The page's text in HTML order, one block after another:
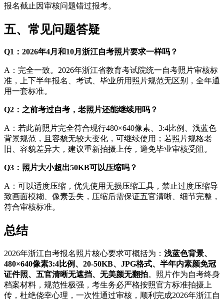
报名截止因审核问题错过报考。
五、常见问题答疑
Q1：2026年4月和10月浙江自考照片要求一样吗？
A：完全一致。2026年浙江省教育考试院统一自考照片审核标
准，上下半年报名、考试、毕业所用照片规范无区别，全年通
用一套标准。
Q2：之前考过自考，老照片还能继续用吗？
A：若此前照片完全符合现行480×640像素、3:4比例、浅蓝色
背景规范，且容貌无较大变化，可继续使用；若照片规格老
旧、容貌差异大，建议重新拍摄上传，避免毕业审核受阻。
Q3：照片大小超出50KB可以压缩吗？
A：可以适度压缩，优先使用无损压缩工具，禁止过度压缩导
致画面模糊、像素丢失，压缩后需保证五官清晰、细节完整，
符合审核标准。
总结
2026年浙江自考报名照片核心要求可概括为： 浅蓝色背景、
480×640像素3:4比例、20-50KB、JPG格式、半年内素颜免冠
证件照、五官清晰无遮挡、无美颜无翻拍。照片作为自考终身
档案材料，规范性极强，考生务必严格按照官方标准拍摄上
传，杜绝侥幸心理，一次性通过审核，顺利完成2026年浙江自